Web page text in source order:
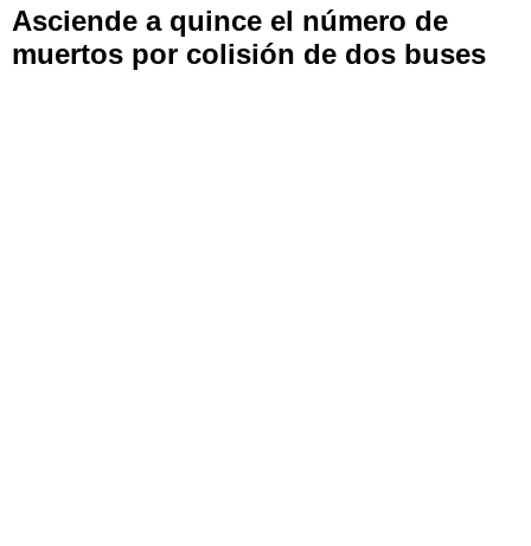
Asciende a quince el número de
muertos por colisión de dos buses